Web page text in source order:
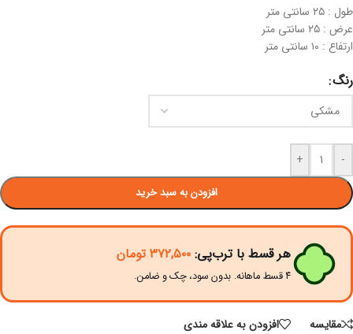
طول : ۲۵ سانتی متر
عرض : ۲۵ سانتی متر
ارتفاع : ۱۰ سانتی متر
رنگ
-
+
افزودن به سبد خرید
هر قسط با ترب‌پی: ۳۷۲,۵۰۰ تومان
۴ قسط ماهانه. بدون سود، چک و ضامن.
مقايسه افزودن به علاقه مندی